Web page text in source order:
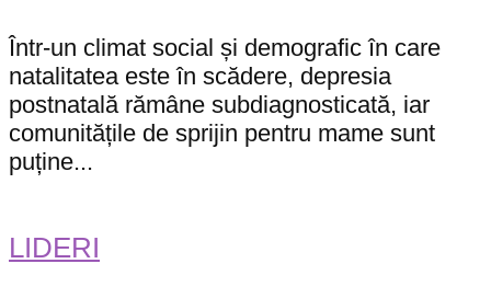
Într-un climat social și demografic în care
natalitatea este în scădere, depresia
postnatală rămâne subdiagnosticată, iar
comunitățile de sprijin pentru mame sunt
puține...
LIDERI